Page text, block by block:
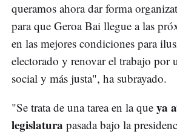
queramos ahora dar forma
para que Geroa Bai llegue a las
en las mejores condiciones para
electorado y renovar el trabajo por
social y más justa", ha subrayado.
"Se trata de una tarea en la que ya
legislatura pasada bajo la